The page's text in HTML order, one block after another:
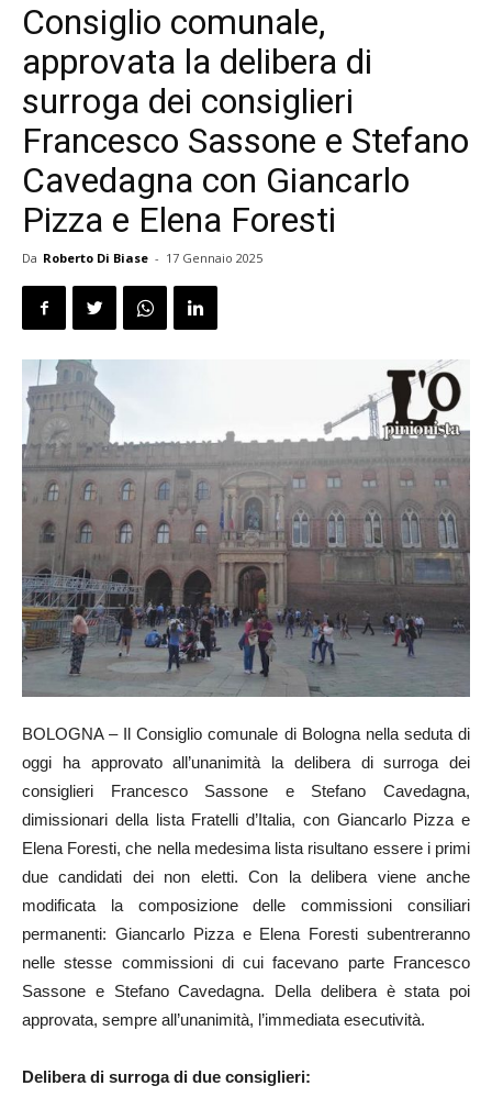
Consiglio comunale,
approvata la delibera di
surroga dei consiglieri
Francesco Sassone e Stefano
Cavedagna con Giancarlo
Pizza e Elena Foresti
Da Roberto Di Biase - 17 Gennaio 2025
BOLOGNA – Il Consiglio comunale di Bologna nella seduta di
oggi ha approvato all’unanimità la delibera di surroga dei
consiglieri Francesco Sassone e Stefano Cavedagna,
dimissionari della lista Fratelli d’Italia, con Giancarlo Pizza e
Elena Foresti, che nella medesima lista risultano essere i primi
due candidati dei non eletti. Con la delibera viene anche
modificata la composizione delle commissioni consiliari
permanenti: Giancarlo Pizza e Elena Foresti subentreranno
nelle stesse commissioni di cui facevano parte Francesco
Sassone e Stefano Cavedagna. Della delibera è stata poi
approvata, sempre all’unanimità, l’immediata esecutività.
Delibera di surroga di due consiglieri: